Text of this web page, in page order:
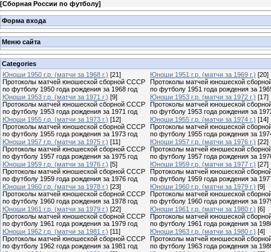
[Сборная России по футболу]
Форма входа
Меню сайта
Categories
Юноши 1950 г.р. (матчи за 1968 г.) [21]
Протоколы матчей юношеской сборной СССР
по футболу 1950 года рождения за 1968 год
Юноши 1951 г.р. (матчи за 1969 г.) [20]
Протоколы матчей юношеской
по футболу 1951 года рождения за
Юноши 1953 г.р. (матчи за 1971 г.) [9]
Протоколы матчей юношеской сборной СССР
по футболу 1953 года рождения за 1971 год
Юноши 1953 г.р. (матчи за 1972 г.) [17]
Протоколы матчей юношеской
по футболу 1953 года рождения за
Юноши 1955 г.р. (матчи за 1973 г.) [12]
Протоколы матчей юношеской сборной СССР
по футболу 1955 года рождения за 1973 год
Юноши 1955 г.р. (матчи за 1974 г.) [14]
Протоколы матчей юношеской
по футболу 1955 года рождения за
Юноши 1957 г.р. (матчи за 1975 г.) [11]
Протоколы матчей юношеской сборной СССР
по футболу 1957 года рождения за 1975 год
Юноши 1957 г.р. (матчи за 1976 г.) [22]
Протоколы матчей юношеской
по футболу 1957 года рождения за
Юноши 1959 г.р. (матчи за 1976 г.) [5]
Протоколы матчей юношеской сборной СССР
по футболу 1959 года рождения за 1976 год
Юноши 1959 г.р. (матчи за 1977 г.) [27]
Протоколы матчей юношеской
по футболу 1959 года рождения за
Юноши 1960 г.р. (матчи за 1978 г.) [23]
Протоколы матчей юношеской сборной СССР
по футболу 1960 года рождения за 1978 год
Юноши 1960 г.р. (матчи за 1979 г.) [9]
Протоколы матчей юношеской
по футболу 1960 года рождения за
Юноши 1961 г.р. (матчи за 1979 г.) [22]
Протоколы матчей юношеской сборной СССР
по футболу 1961 года рождения за 1979 год
Юноши 1961 г.р. (матчи за 1980 г.) [6]
Протоколы матчей юношеской
по футболу 1961 года рождения за
Юноши 1962 г.р. (матчи за 1981 г.) [11]
Протоколы матчей юношеской сборной СССР
по футболу 1962 года рождения за 1981 год
Юноши 1963 г.р. (матчи за 1980 г.) [4]
Протоколы матчей юношеской
по футболу 1963 года рождения за